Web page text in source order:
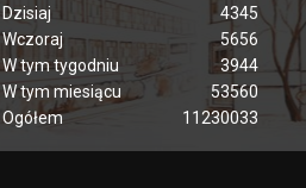
Dzisiaj
4345
Wczoraj
5656
W tym tygodniu
3944
W tym miesiącu
53560
Ogółem
11230033